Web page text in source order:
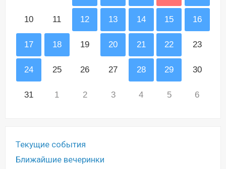
10 11 12 13 14 15 16
17 18 19 20 21 22 23
24 25 26 27 28 29 30
31 1 2 3 4 5 6
Текущие события
Ближайшие вечеринки